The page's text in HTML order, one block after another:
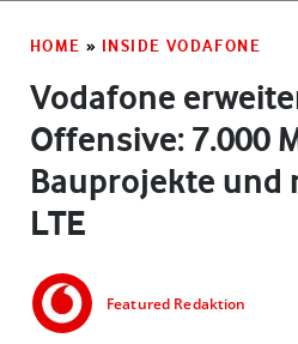
HOME » INSIDE VODAFONE
Vodafone
Offensive: 7.000
Bauprojekte und
LTE
Featured Redaktion